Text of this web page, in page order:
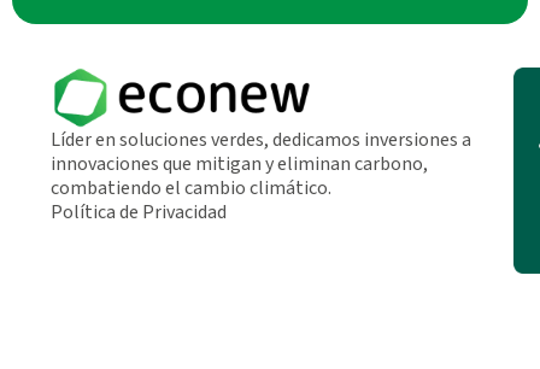
Líder en soluciones verdes, dedicamos inversiones a
innovaciones que mitigan y eliminan carbono,
combatiendo el cambio climático.
Política de Privacidad